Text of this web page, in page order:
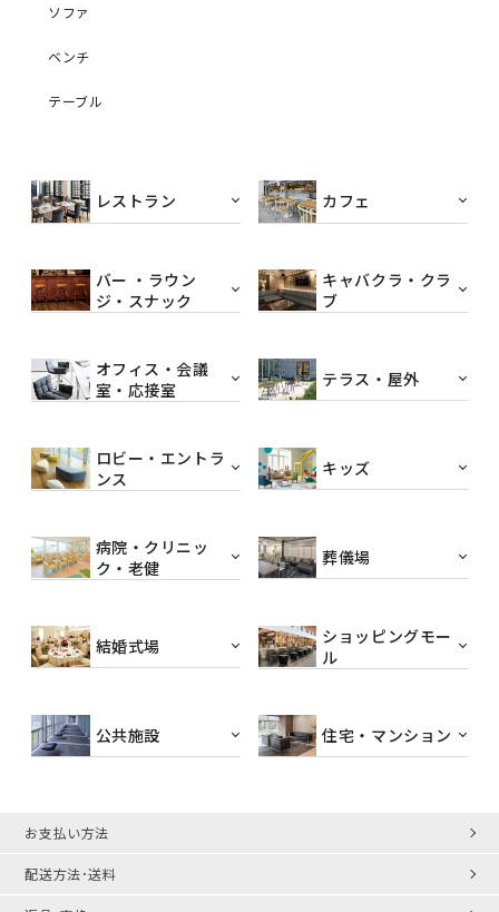
ソファ
ベンチ
テーブル
レストラン カフェ
バー ・ラウン
ジ・スナック
キャバクラ・クラ
ブ
オフィス・会議
室・応接室
テラス・屋外
ロビー・エントラ
ンス
キッズ
病院・クリニッ
ク・老健
葬儀場
結婚式場
ショッピングモー
ル
公共施設 住宅・マンション
お支払い方法
配送方法･送料